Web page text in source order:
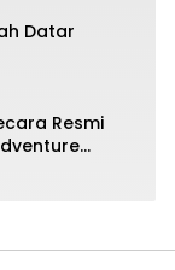
Datar
Resmi